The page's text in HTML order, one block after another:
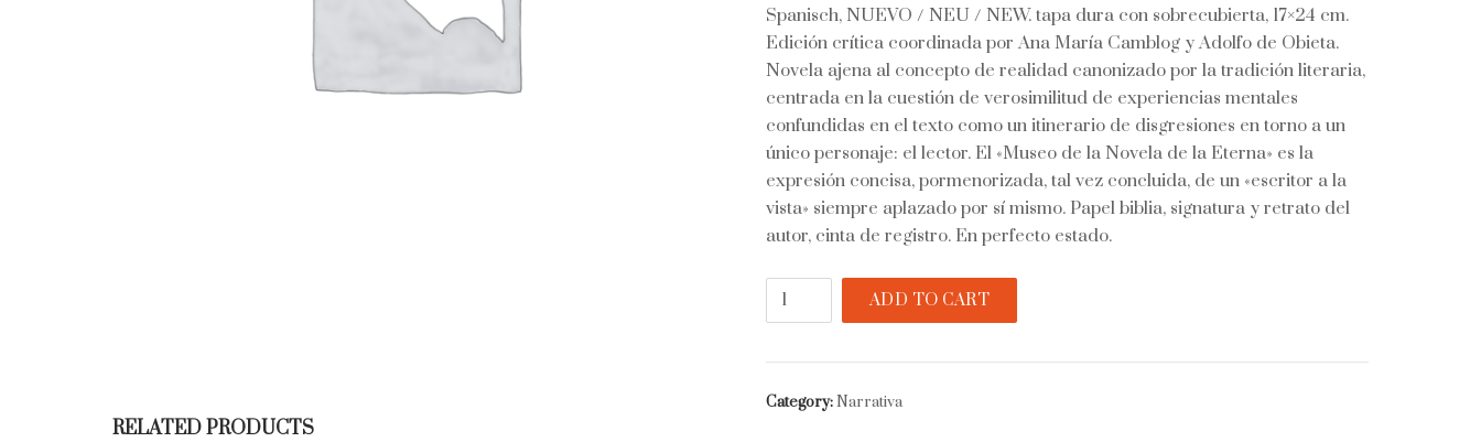
Spanisch, NUEVO / NEU / NEW. tapa dura con sobrecubierta, 17×24 cm.
Edición crítica coordinada por Ana María Camblog y Adolfo de Obieta.
Novela ajena al concepto de realidad canonizado por la tradición literaria,
centrada en la cuestión de verosimilitud de experiencias mentales
confundidas en el texto como un itinerario de disgresiones en torno a un
único personaje: el lector. El «Museo de la Novela de la Eterna» es la
expresión concisa, pormenorizada, tal vez concluida, de un «escritor a la
vista» siempre aplazado por sí mismo. Papel biblia, signatura y retrato del
autor, cinta de registro. En perfecto estado.
Museo
novela
de
ADD TO CART
Category:Narrativa
RELATED PRODUCTS